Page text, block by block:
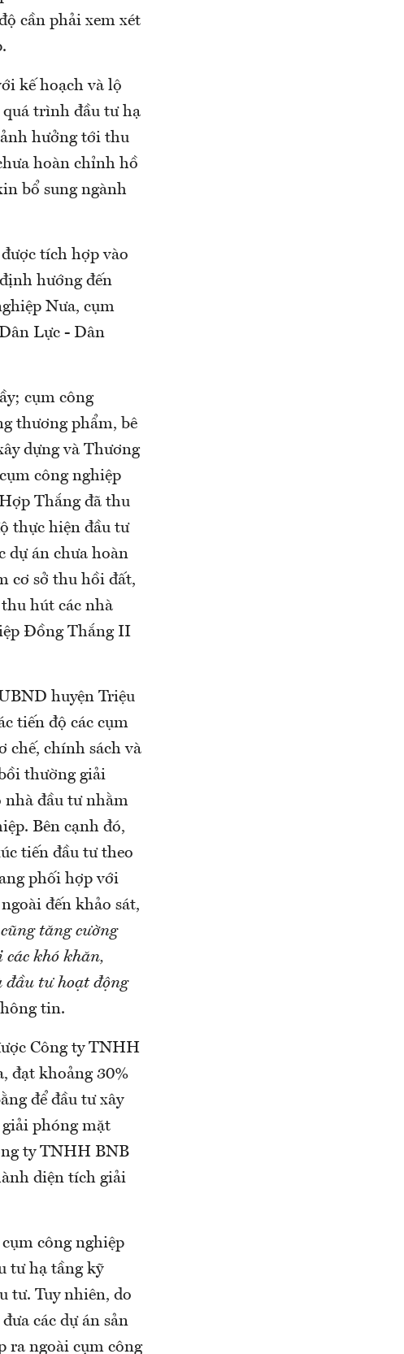
cần phải xem xét
kế hoạch và lộ
trình đầu tư hạ
hưởng tới thu
hoàn chỉnh hồ
bổ sung ngành
tích hợp vào
hướng đến
Nưa, cụm
Lực - Dân
cụm công
thương phẩm, bê
dựng và Thương
công nghiệp
Thắng đã thu
thực hiện đầu tư
dự án chưa hoàn
cơ sở thu hồi đất,
hút các nhà
Đồng Thắng II
huyện Triệu
tiến độ các cụm
chế, chính sách và
thường giải
nhà đầu tư nhằm
Bên cạnh đó,
tiến đầu tư theo
phối hợp với
đến khảo sát,
tăng cường
khó khăn,
đầu tư hoạt động
tin.
Công ty TNHH
đạt khoảng 30%
để đầu tư xây
phóng mặt
ty TNHH BNB
diện tích giải
công nghiệp
tư hạ tầng kỹ
tư. Tuy nhiên, do
các dự án sản
ra ngoài cụm công